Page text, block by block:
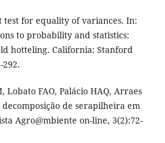
test for equality of variances. In:
to probability and statistics:
hotteling. California: Stanford
Lobato FAO, Palácio HAQ, Arraes
decomposição de serapilheira em
Agro@mbiente on-line, 3(2):72-